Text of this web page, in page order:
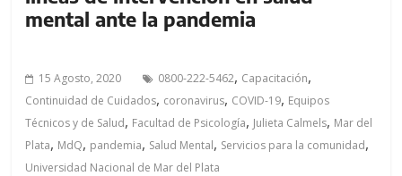
mental ante la pandemia
15 Agosto, 2020 0800-222-5462, Capacitación,
Continuidad de Cuidados, coronavirus, COVID-19, Equipos
Técnicos y de Salud, Facultad de Psicología, Julieta Calmels, Mar del
Plata, MdQ, pandemia, Salud Mental, Servicios para la comunidad,
Universidad Nacional de Mar del Plata